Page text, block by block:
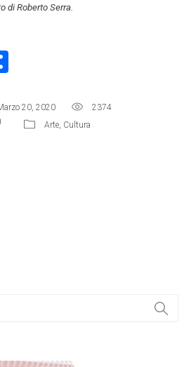
di Roberto Serra.
20, 2020
2374
Arte, Cultura